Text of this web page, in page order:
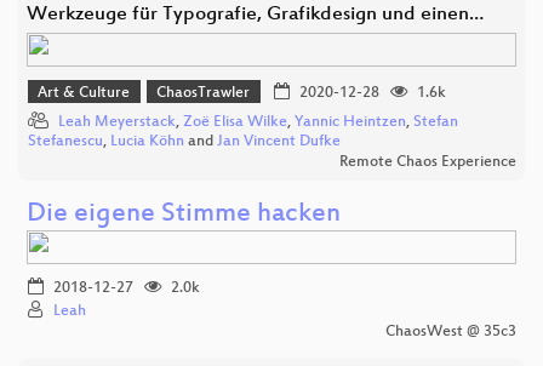
Werkzeuge für Typografie, Grafikdesign und einen…
Art & Culture ChaosTrawler 2020-12-28
1.6k
Leah Meyerstack, Zoë Elisa Wilke, Yannic Heintzen, Stefan
Stefanescu, Lucia Köhn and Jan Vincent Dufke
Remote Chaos Experience
Die eigene Stimme hacken
2018-12-27
2.0k
Leah
ChaosWest @ 35c3